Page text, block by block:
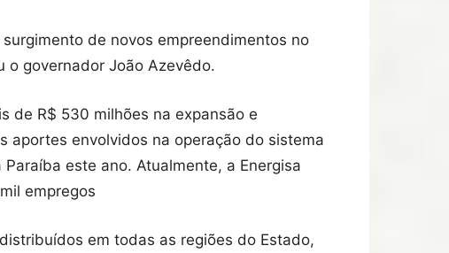
de novos empreendimentos no
o governador João Azevêdo.
de R$ 530 milhões na expansão e
aportes envolvidos na operação do sistema
este ano. Atualmente, a Energisa
empregos
em todas as regiões do Estado,